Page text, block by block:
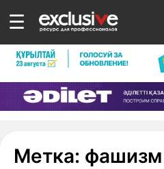
☰
Метка: фашизм